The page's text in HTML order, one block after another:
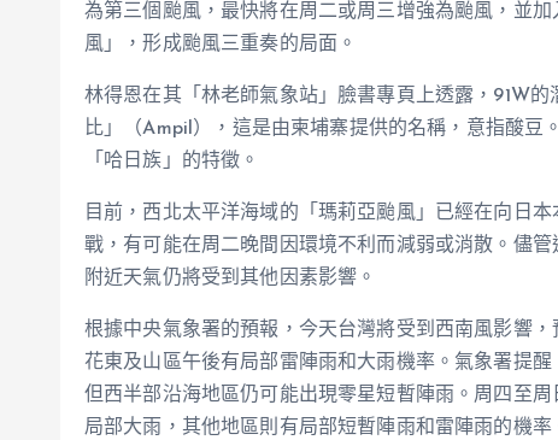
為第三個颱風，最快將在周二或周三增強為颱風，並
風」，形成颱風三重奏的局面。
林得恩在其「林老師氣象站」臉書專頁上透露，91W
比」（Ampil），這是由柬埔寨提供的名稱，意指酸豆
「哈日族」的特徵。
目前，西北太平洋海域的「瑪莉亞颱風」已經在向日
戰，有可能在周二晚間因環境不利而減弱或消散。儘
附近天氣仍將受到其他因素影響。
根據中央氣象署的預報，今天台灣將受到西南風影響
花東及山區午後有局部雷陣雨和大雨機率。氣象署提
但西半部沿海地區仍可能出現零星短暫陣雨。周四至
局部大雨，其他地區則有局部短暫陣雨和雷陣雨的機率